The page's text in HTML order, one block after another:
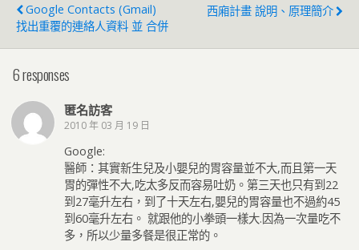
Google Contacts (Gmail)
找出重覆的連絡人資料 並 合併
西廂計畫 說明、原理簡介
6 responses
匿名訪客
2010 年 03 月 19 日
Google:
醫師：其實新生兒及小嬰兒的胃容量並不大,而且第一天
胃的彈性不大,吃太多反而容易吐奶。第三天也只有到22
到27毫升左右，到了十天左右,嬰兒的胃容量也不過約45
到60毫升左右。 就跟他的小拳頭一樣大.因為一次量吃不
多，所以少量多餐是很正常的。